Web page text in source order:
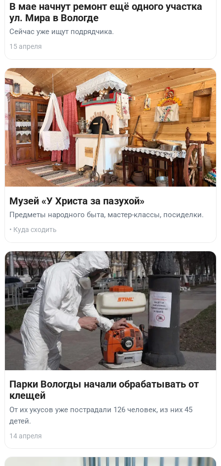
В мае начнут ремонт ещё одного участка
ул. Мира в Вологде
Сейчас уже ищут подрядчика.
15 апреля
Музей «У Христа за пазухой»
Предметы народного быта, мастер-классы, посиделки.
• Куда сходить
Парки Вологды начали обрабатывать от
клещей
От их укусов уже пострадали 126 человек, из них 45
детей.
14 апреля